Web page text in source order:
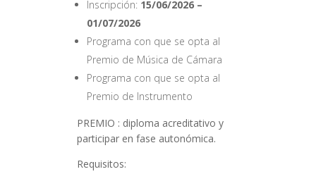
Inscripción: 15/06/2026 –
01/07/2026
Programa con que se opta al
Premio de Música de Cámara
Programa con que se opta al
Premio de Instrumento
PREMIO : diploma acreditativo y
participar en fase autonómica.
Requisitos: